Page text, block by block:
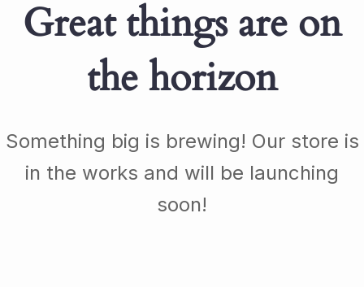
Great things are on
the horizon
Something big is brewing! Our store is
in the works and will be launching
soon!